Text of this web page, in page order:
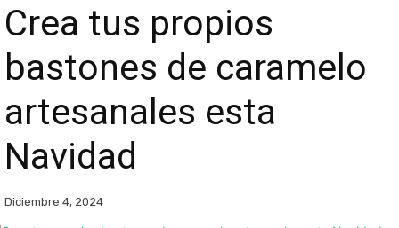
Crea tus propios
bastones de caramelo
artesanales esta
Navidad
Diciembre 4, 2024